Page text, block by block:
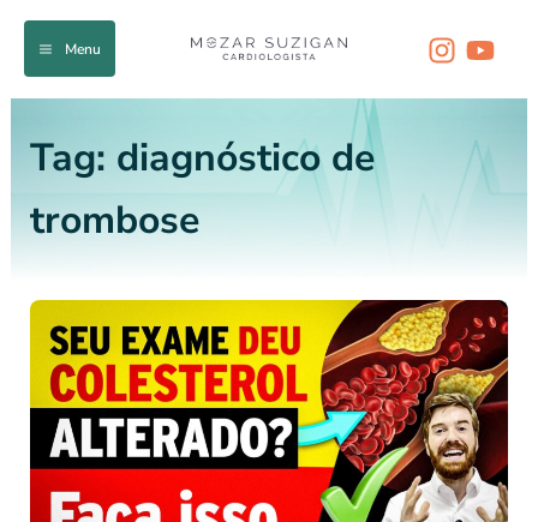
Menu
Tag: diagnóstico de
trombose